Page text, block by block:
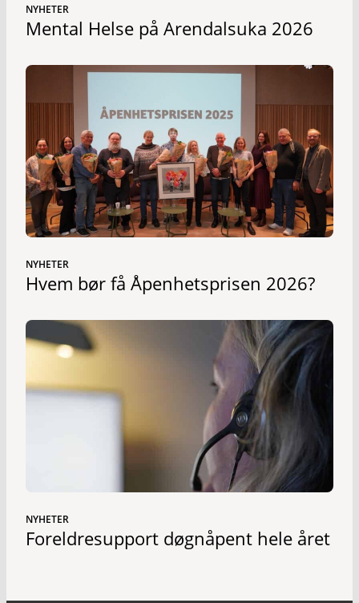
NYHETER
Mental Helse på Arendalsuka 2026
NYHETER
Hvem bør få Åpenhetsprisen 2026?
NYHETER
Foreldresupport døgnåpent hele året